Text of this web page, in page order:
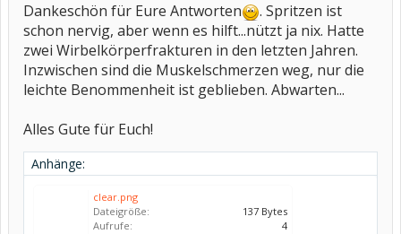
Dankeschön für Eure Antworten
. Spritzen ist
schon nervig, aber wenn es hilft...nützt ja nix. Hatte
zwei Wirbelkörperfrakturen in den letzten Jahren.
Inzwischen sind die Muskelschmerzen weg, nur die
leichte Benommenheit ist geblieben. Abwarten...
Alles Gute für Euch!
Anhänge:
clear.png
Dateigröße:
137 Bytes
Aufrufe:
4